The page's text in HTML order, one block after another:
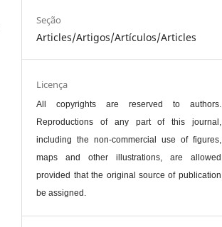
Seção
Articles/Artigos/Artículos/Articles
Licença
All copyrights are reserved to authors.
Reproductions of any part of this journal,
including the non-commercial use of figures,
maps and other illustrations, are allowed
provided that the original source of publication
be assigned.